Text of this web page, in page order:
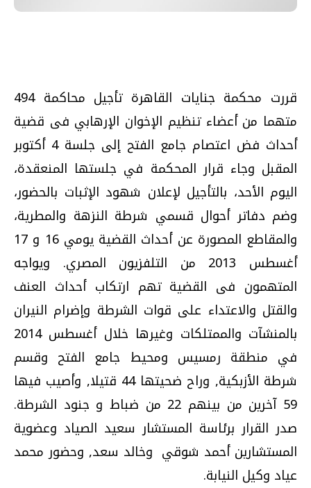
قررت محكمة جنايات القاهرة تأجيل محاكمة 494
متهما من أعضاء تنظيم الإخوان الإرهابي فى قضية
أحداث فض اعتصام جامع الفتح إلى جلسة 4 أكتوبر
المقبل وجاء قرار المحكمة في جلستها المنعقدة،
اليوم الأحد، بالتأجيل لإعلان شهود الإثبات بالحضور،
وضم دفاتر أحوال قسمي شرطة النزهة والمطرية،
والمقاطع المصورة عن أحداث القضية يومي 16 و 17
أغسطس 2013 من التلفزيون المصري. ويواجه
المتهمون فى القضية تهم ارتكاب أحداث العنف
والقتل والاعتداء على قوات الشرطة وإضرام النيران
بالمنشآت والممتلكات وغيرها خلال أغسطس 2014
في منطقة رمسيس ومحيط جامع الفتح وقسم
شرطة الأزبكية, وراح ضحيتها 44 قتيلا, وأصيب فيها
59 آخرين من بينهم 22 من ضباط و جنود الشرطة.
صدر القرار برئاسة المستشار سعيد الصياد وعضوية
المستشارين أحمد شوقي وخالد سعد, وحضور محمد
عياد وكيل النيابة.